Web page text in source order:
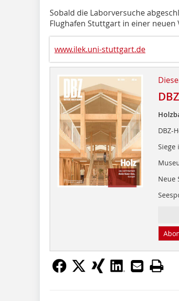
Sobald die Laborversuche
Flughafen Stuttgart in einer
www.ilek.uni-stuttgart.de
DBZ-
Siege
Neue